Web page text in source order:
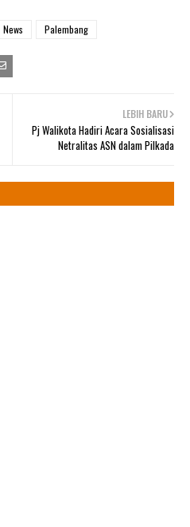
News Palembang
LEBIH BARU
Pj Walikota Hadiri Acara Sosialisasi
Netralitas ASN dalam Pilkada